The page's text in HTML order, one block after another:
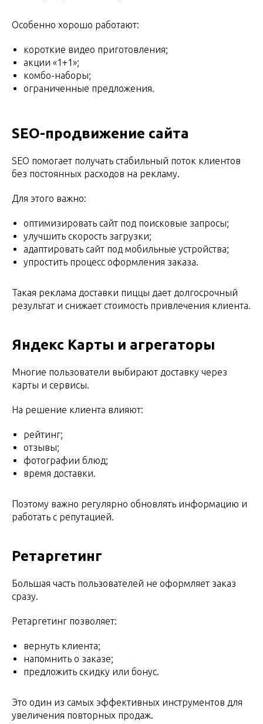
Особенно хорошо работают:
короткие видео приготовления;
акции «1+1»;
комбо-наборы;
ограниченные предложения.
SEO-продвижение сайта
SEO помогает получать стабильный поток клиентов
без постоянных расходов на рекламу.
Для этого важно:
оптимизировать сайт под поисковые запросы;
улучшить скорость загрузки;
адаптировать сайт под мобильные устройства;
упростить процесс оформления заказа.
Такая реклама доставки пиццы дает долгосрочный
результат и снижает стоимость привлечения клиента.
Яндекс Карты и агрегаторы
Многие пользователи выбирают доставку через
карты и сервисы.
На решение клиента влияют:
рейтинг;
отзывы;
фотографии блюд;
время доставки.
Поэтому важно регулярно обновлять информацию и
работать с репутацией.
Ретаргетинг
Большая часть пользователей не оформляет заказ
сразу.
Ретаргетинг позволяет:
вернуть клиента;
напомнить о заказе;
предложить скидку или бонус.
Это один из самых эффективных инструментов для
увеличения повторных продаж.